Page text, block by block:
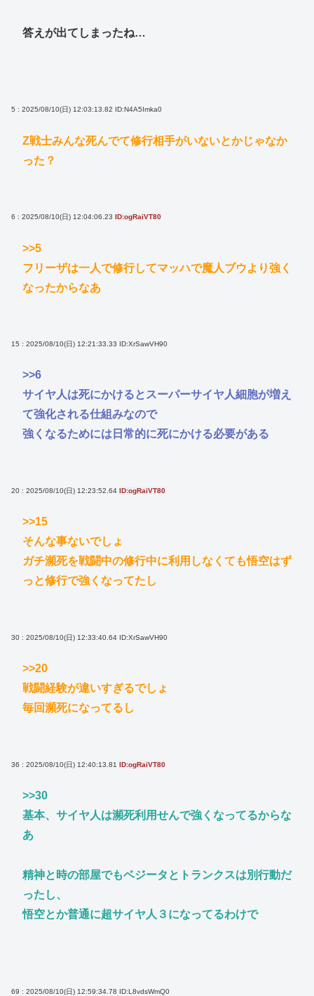
答えが出てしまったね…
5 : 2025/08/10(日) 12:03:13.82 ID:N4A5Imka0
Z戦士みんな死んでて修行相手がいないとかじゃなか
った？
6 : 2025/08/10(日) 12:04:06.23 ID:ogRaiVT80
>>5
フリーザは一人で修行してマッハで魔人ブウより強く
なったからなあ
15 : 2025/08/10(日) 12:21:33.33 ID:XrSawVH90
>>6
サイヤ人は死にかけるとスーパーサイヤ人細胞が増え
て強化される仕組みなので
強くなるためには日常的に死にかける必要がある
20 : 2025/08/10(日) 12:23:52.64 ID:ogRaiVT80
>>15
そんな事ないでしょ
ガチ瀕死を戦闘中の修行中に利用しなくても悟空はず
っと修行で強くなってたし
30 : 2025/08/10(日) 12:33:40.64 ID:XrSawVH90
>>20
戦闘経験が違いすぎるでしょ
毎回瀕死になってるし
36 : 2025/08/10(日) 12:40:13.81 ID:ogRaiVT80
>>30
基本、サイヤ人は瀕死利用せんで強くなってるからな
あ
精神と時の部屋でもベジータとトランクスは別行動だ
ったし、
悟空とか普通に超サイヤ人３になってるわけで
69 : 2025/08/10(日) 12:59:34.78 ID:L8vdsWmQ0